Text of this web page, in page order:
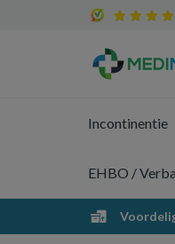
Incontinentie
EHBO /